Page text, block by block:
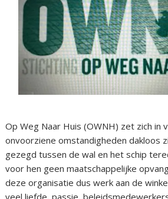
Op Weg Naar Huis (OWNH) zet zich in
onvoorziene omstandigheden dakloos
gezegd tussen de wal en het schip
voor hen geen maatschappelijke
deze organisatie dus werk aan de